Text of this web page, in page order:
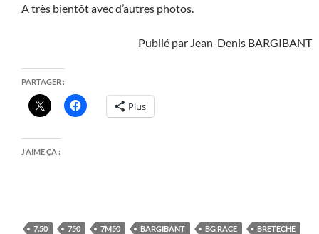
A très bientôt avec d’autres photos.
Publié par Jean-Denis BARGIBANT
PARTAGER :
Plus
J’AIME ÇA :
7.50 750 7M50 BARGIBANT BG RACE
BRETECHE